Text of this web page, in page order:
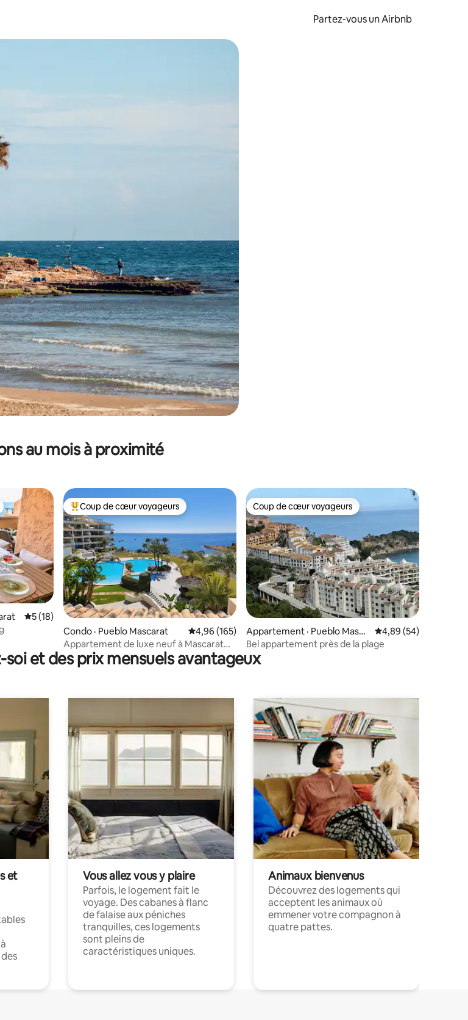
Partez-vous un Airbnb
le haut et vers le bas, ou en appuyant dessus et en les faisant glisser.
au mois à proximité
les plus aimés
Note moyenne de 5 sur 5, 18 commentaires
5 (18)
Coup de cœur voyageurs parmi les plus aimés
Coup de cœur voyageurs
Condo · Pueblo Mascarat Note moyenne de 4,96 sur 5, 165 commentaires
4,96 (165)
Appartement de luxe neuf à Mascarat
Beach Altea
Coup de cœur voyageurs
Coup de cœur voyageurs
Appartement · Pueblo Masca
rat
Note moyenne de
4,89 (54)
Bel appartement près de la plage
et des prix mensuels avantageux
et
Vous allez vous y plaire
Parfois, le logement fait le
voyage. Des cabanes à flanc
de falaise aux péniches
tranquilles, ces logements
sont pleins de
caractéristiques uniques.
Animaux bienvenus
Découvrez des logements qui
acceptent les animaux où
emmener votre compagnon à
quatre pattes.